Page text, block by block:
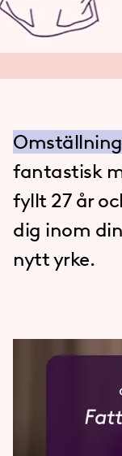
fantastisk
fyllt 27 år
dig inom
nytt yrke.